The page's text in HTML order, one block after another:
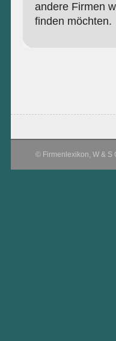
andere Firmen
finden möchten.
© Firmenlexikon, W & S